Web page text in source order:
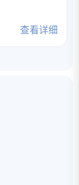
查看详细